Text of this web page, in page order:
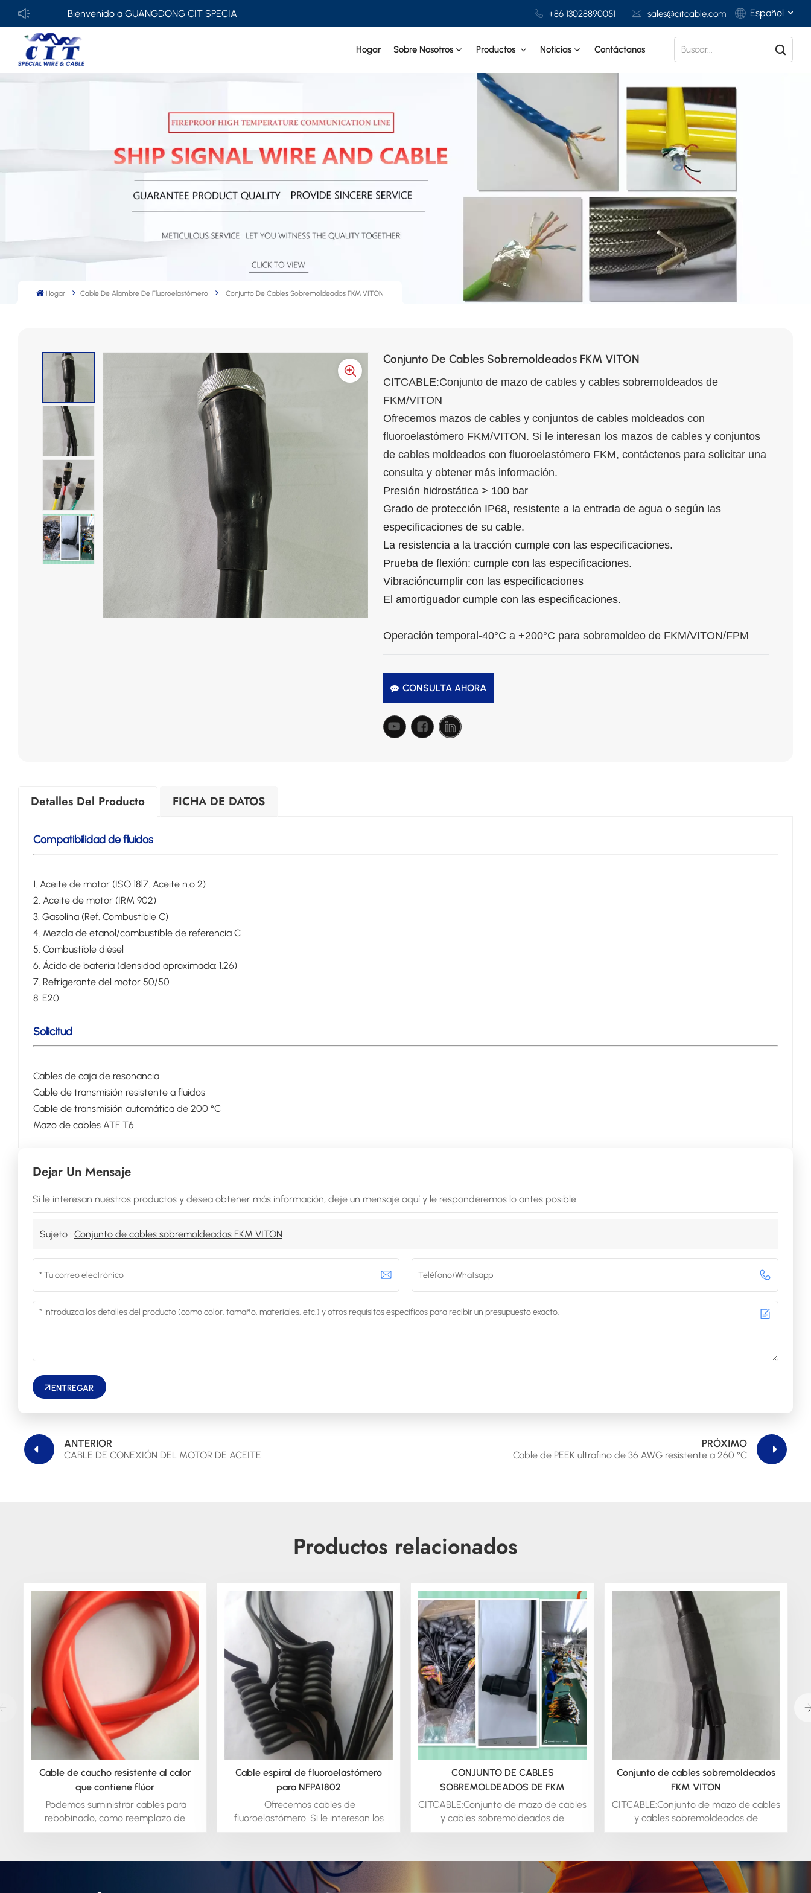
Bienvenido aGUANGDONG CIT SPECIAL CABLE Co., Ltd. +86 13028890051 sales@citcable.com Español
Deutsch
Italiano
Español
Hogar Sobre Nosotros Productos Noticias Contáctanos
Hogar Cable De Alambre De Fluoroelastómero Conjunto De Cables Sobremoldeados FKM VITON
Conjunto De Cables Sobremoldeados FKM VITON
CITCABLE:Conjunto de mazo de cables y cables sobremoldeados de
FKM/VITON
Ofrecemos mazos de cables y conjuntos de cables moldeados con
fluoroelastómero FKM/VITON. Si le interesan los mazos de cables y conjuntos
de cables moldeados con fluoroelastómero FKM, contáctenos para solicitar una
consulta y obtener más información.
Presión hidrostática > 100 bar
Grado de protección IP68, resistente a la entrada de agua o según las
especificaciones de su cable.
La resistencia a la tracción cumple con las especificaciones.
Prueba de flexión: cumple con las especificaciones.
Vibracióncumplir con las especificaciones
El amortiguador cumple con las especificaciones.
Operación temporal-40°C a +200°C para sobremoldeo de FKM/VITON/FPM
CONSULTA AHORA
Detalles Del Producto FICHA DE DATOS
Compatibilidad de fluidos
1. Aceite de motor (ISO 1817. Aceite n.º 2)
2. Aceite de motor (IRM 902)
3. Gasolina (Ref. Combustible C)
4. Mezcla de etanol/combustible de referencia C
5. Combustible diésel
6. Ácido de batería (densidad aproximada: 1,26)
7. Refrigerante del motor 50/50
8. E20
Solicitud
Cables de caja de resonancia
Cable de transmisión resistente a fluidos
Cable de transmisión automática de 200 °C
Mazo de cables ATF T6
Dejar Un Mensaje
Si le interesan nuestros productos y desea obtener más información, deje un mensaje aquí y le responderemos lo antes posible.
Sujeto : Conjunto de cables sobremoldeados FKM VITON
ENTREGAR
ANTERIOR
CABLE DE CONEXIÓN DEL MOTOR DE ACEITE
PRÓXIMO
Cable de PEEK ultrafino de 36 AWG resistente a 260 °C
Productos relacionados
Cable de caucho resistente al calor
que contiene flúor
Podemos suministrar cables para
rebobinado, como reemplazo de
cables originales ineficientes o
Cable espiral de fluoroelastómero
para NFPA1802
Ofrecemos cables de
fluoroelastómero. Si le interesan los
cables de fluoroelastómero,
CONJUNTO DE CABLES
SOBREMOLDEADOS DE FKM
CITCABLE:Conjunto de mazo de cables
y cables sobremoldeados de
FKM/VITONOfrecemos mazos de
FKM/VITON. Si le interesan los mazos
de cables y conjuntos de cables
Conjunto de cables sobremoldeados
FKM VITON
CITCABLE:Conjunto de mazo de cables
y cables sobremoldeados de
FKM/VITONOfrecemos mazos de
FKM/VITON. Si le interesan los mazos
de cables y conjuntos de cables